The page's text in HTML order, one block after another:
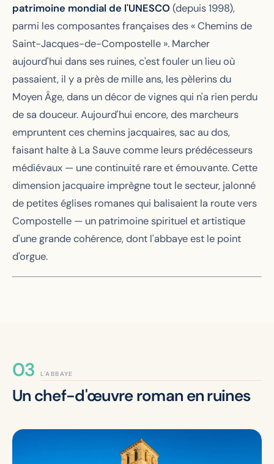
patrimoine mondial de l'UNESCO(depuis 1998),
parmi les composantes françaises des « Chemins de
Saint-Jacques-de-Compostelle ». Marcher
aujourd'hui dans ses ruines, c'est fouler un lieu où
passaient, il y a près de mille ans, les pèlerins du
Moyen Âge, dans un décor de vignes qui n'a rien perdu
de sa douceur. Aujourd'hui encore, des marcheurs
empruntent ces chemins jacquaires, sac au dos,
faisant halte à La Sauve comme leurs prédécesseurs
médiévaux — une continuité rare et émouvante. Cette
dimension jacquaire imprègne tout le secteur, jalonné
de petites églises romanes qui balisaient la route vers
Compostelle — un patrimoine spirituel et artistique
d'une grande cohérence, dont l'abbaye est le point
d'orgue.
L'ABBAYE
Un chef-d'œuvre roman en ruines